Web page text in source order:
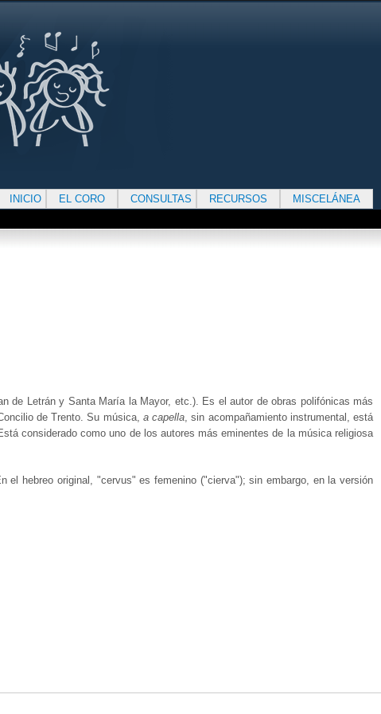
de Letrán y Santa María la Mayor, etc.). Es el autor de obras polifónicas más
de Trento. Su música, a capella , sin acompañamiento instrumental, está
considerado como uno de los autores más eminentes de la música religiosa
el hebreo original, "cervus" es femenino ("cierva"); sin embargo, en la versión
INICIO EL CORO CONSULTAS RECURSOS MISCELÁNEA